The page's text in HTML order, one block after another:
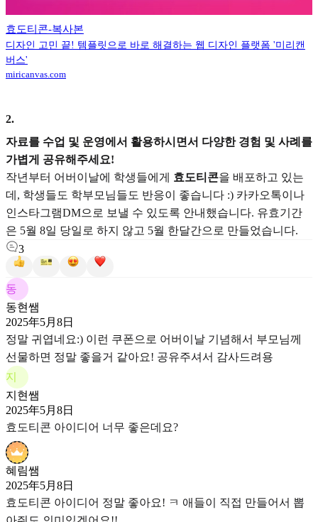
효도티콘-복사본
디자인 고민 끝! 템플릿으로 바로 해결하는 웹 디자인 플랫폼 '미리캔
버스'
miricanvas.com
2.
자료를 수업 및 운영에서 활용하시면서 다양한 경험 및 사례를
가볍게 공유해주세요!
작년부터 어버이날에 학생들에게 효도티콘을 배포하고 있는
데, 학생들도 학부모님들도 반응이 좋습니다 :) 카카오톡이나
인스타그램DM으로 보낼 수 있도록 안내했습니다. 유효기간
은 5월 8일 당일로 하지 않고 5월 한달간으로 만들었습니다.
3
동
동현쌤
2025年5月8日
정말 귀엽네요:) 이런 쿠폰으로 어버이날 기념해서 부모님께
선물하면 정말 좋을거 같아요! 공유주셔서 감사드려용
지
지현쌤
2025年5月8日
효도티콘 아이디어 너무 좋은데요?
혜림쌤
2025年5月8日
효도티콘 아이디어 정말 좋아요! ㅋ 애들이 직접 만들어서 뽑